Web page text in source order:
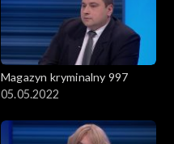
Magazyn kryminalny 997
05.05.2022